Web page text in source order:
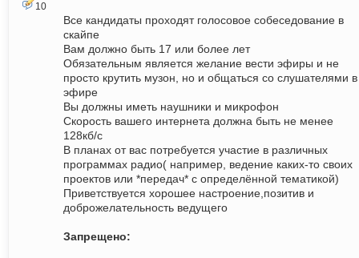
10
Все кандидаты проходят голосовое собеседование в
скайпе
Вам должно быть 17 или более лет
Обязательным является желание вести эфиры и не
просто крутить музон, но и общаться со слушателями в
эфире
Вы должны иметь наушники и микрофон
Скорость вашего интернета должна быть не менее
128кб/с
В планах от вас потребуется участие в различных
программах радио( например, ведение каких-то своих
проектов или *передач* с определённой тематикой)
Приветствуется хорошее настроение,позитив и
доброжелательность ведущего
Запрещено: